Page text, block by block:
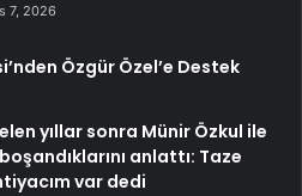
7, 2026
Özgür Özel’e Destek
yıllar sonra Münir Özkul ile
anlattı: Taze
var dedi